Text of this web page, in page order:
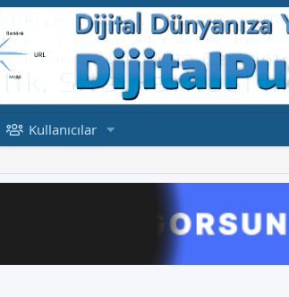
Kullanıcılar